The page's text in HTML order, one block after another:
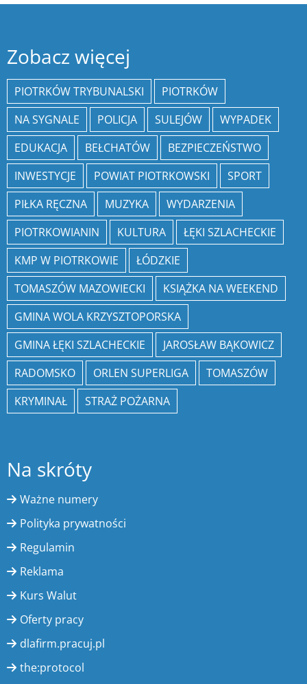
Zobacz więcej
PIOTRKÓW TRYBUNALSKI
PIOTRKÓW
NA SYGNALE
POLICJA SULEJÓW
WYPADEK
EDUKACJA
BEŁCHATÓW
BEZPIECZEŃSTWO
INWESTYCJE
POWIAT PIOTRKOWSKI
SPORT
PIŁKA RĘCZNA
MUZYKA
WYDARZENIA
PIOTRKOWIANIN
KULTURA
ŁĘKI SZLACHECKIE
KMP W PIOTRKOWIE
ŁÓDZKIE
TOMASZÓW MAZOWIECKI
KSIĄŻKA NA WEEKEND
GMINA WOLA KRZYSZTOPORSKA
GMINA ŁĘKI SZLACHECKIE
JAROSŁAW BĄKOWICZ
RADOMSKO
ORLEN SUPERLIGA
TOMASZÓW
KRYMINAŁ
STRAŻ POŻARNA
Na skróty
Ważne numery
Polityka prywatności
Regulamin
Reklama
Kurs Walut
Oferty pracy
dlafirm.pracuj.pl
the:protocol